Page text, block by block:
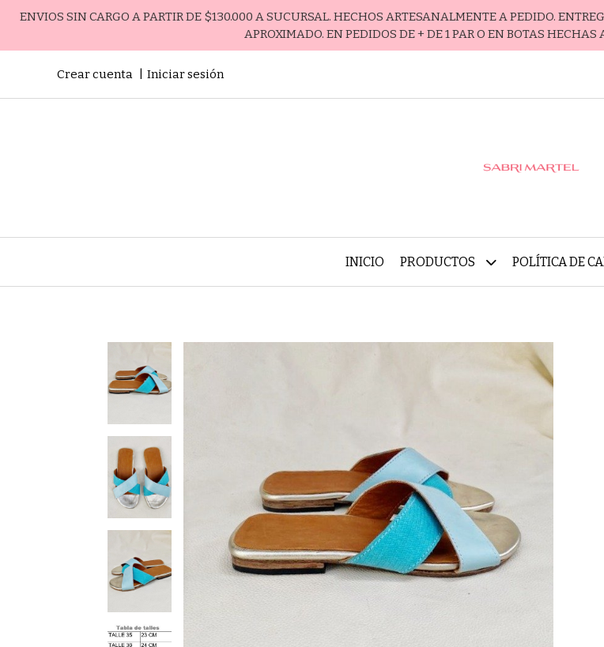
ENVIOS SIN CARGO A PARTIR DE $130.000 A SUCURSAL. HECHOS ARTESANALMENTE A PEDIDO.
APROXIMADO. EN PEDIDOS DE + DE 1 PAR O EN BOTAS
Crear cuenta Iniciar sesión
INICIO PRODUCTOS POLÍTICA DE